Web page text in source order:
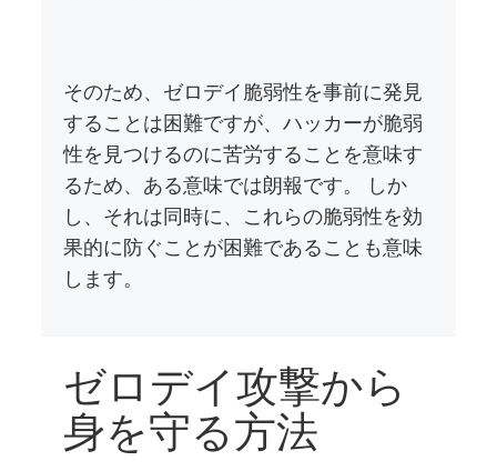
そのため、ゼロデイ脆弱性を事前に発見
することは困難ですが、ハッカーが脆弱
性を見つけるのに苦労することを意味す
るため、ある意味では朗報です。 しか
し、それは同時に、これらの脆弱性を効
果的に防ぐことが困難であることも意味
します。
ゼロデイ攻撃から
身を守る方法